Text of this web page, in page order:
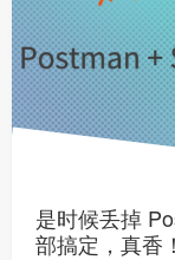
是时候丢掉
部搞定，真香！